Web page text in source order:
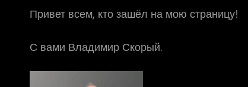
Привет всем, кто зашёл на мою страницу!
С вами Владимир Скорый.